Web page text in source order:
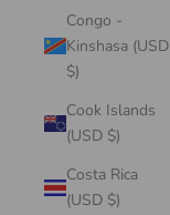
Congo -
Kinshasa (USD
$)
Cook Islands
(USD $)
Costa Rica
(USD $)